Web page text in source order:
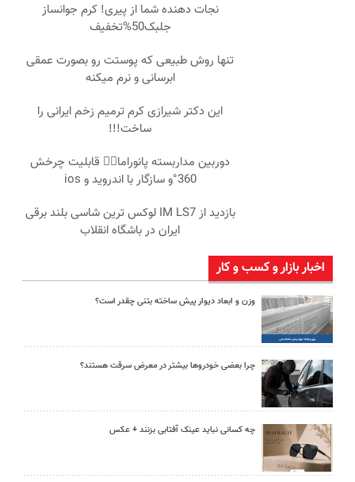
نجات دهنده شما از پیری! کرم جوانساز
جلبک50%تخفیف
تنها روش طبیعی که پوستت رو بصورت عمقی
ابرسانی و نرم میکنه
این دکتر شیرازی کرم ترمیم زخم ایرانی را
ساخت!!!
دوربین مداربسته پانوراما👈🏻 قابلیت چرخش
360°و سازگار با اندروید و ios
بازدید از IM LS7 لوکس ترین شاسی بلند برقی
ایران در باشگاه انقلاب
اخبار بازار و کسب و کار
وزن و ابعاد دیوار پیش ساخته بتنی چقدر است؟
چرا بعضی خودروها بیشتر در معرض سرقت هستند؟
چه کسانی نباید عینک آفتابی بزنند + عکس